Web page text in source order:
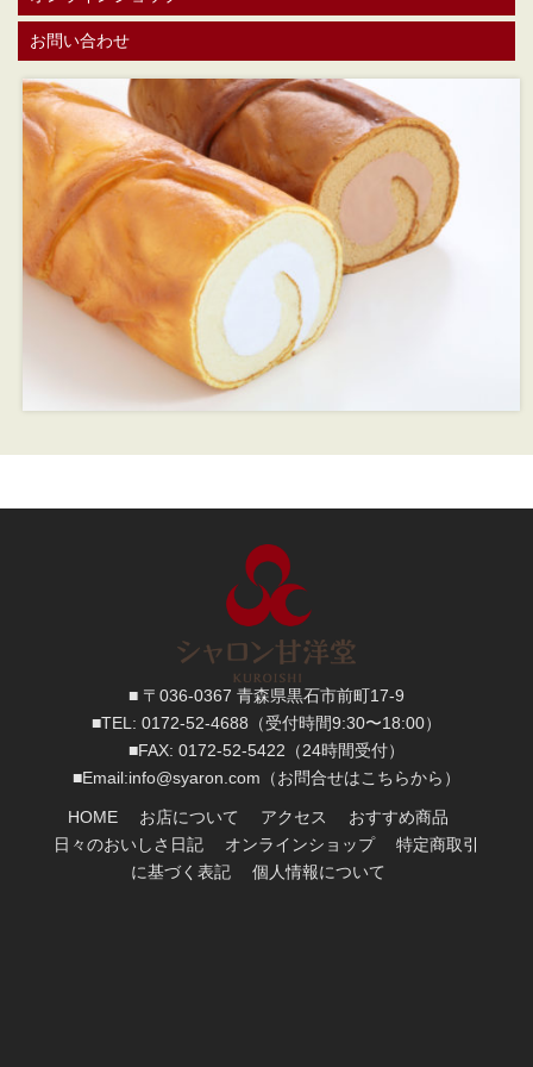
お問い合わせ
■ 〒036-0367 青森県黒石市前町17-9
■TEL: 0172-52-4688 （受付時間9:30〜18:00）
■FAX: 0172-52-5422 （24時間受付）
■Email:info@syaron.com （お問合せはこちらから）
HOME お店について アクセス
おすすめ商品
日々のおいしさ日記
オンラインショップ
特定商取引
に基づく表記
個人情報について